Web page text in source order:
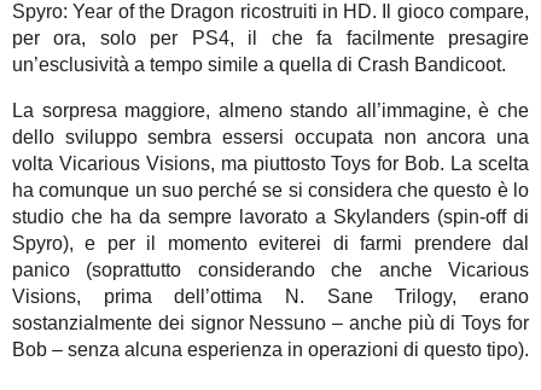
Spyro: Year of the Dragon ricostruiti in HD. Il gioco compare,
per ora, solo per PS4, il che fa facilmente presagire
un’esclusività a tempo simile a quella di Crash Bandicoot.
La sorpresa maggiore, almeno stando all’immagine, è che
dello sviluppo sembra essersi occupata non ancora una
volta Vicarious Visions, ma piuttosto Toys for Bob. La scelta
ha comunque un suo perché se si considera che questo è lo
studio che ha da sempre lavorato a Skylanders (spin-off di
Spyro), e per il momento eviterei di farmi prendere dal
panico (soprattutto considerando che anche Vicarious
Visions, prima dell’ottima N. Sane Trilogy, erano
sostanzialmente dei signor Nessuno – anche più di Toys for
Bob – senza alcuna esperienza in operazioni di questo tipo).